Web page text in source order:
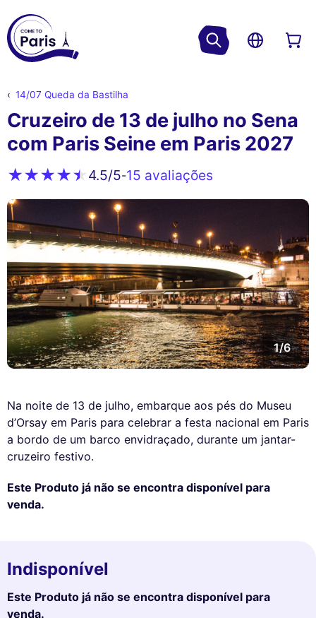
14/07 Queda da Bastilha
Cruzeiro de 13 de julho no Sena
com Paris Seine em Paris 2027
4.5/5-15 avaliações
1/6
Na noite de 13 de julho, embarque aos pés do Museu
d’Orsay em Paris para celebrar a festa nacional em Paris
a bordo de um barco envidraçado, durante um jantar-
cruzeiro festivo.
Este Produto já não se encontra disponível para
venda.
Indisponível
Este Produto já não se encontra disponível para
venda.